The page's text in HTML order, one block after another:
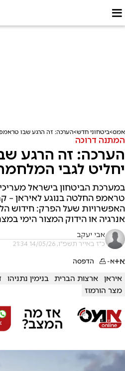
אמס ביטחוני חדש הערכה: זה הרגע שבו טראמפ
המתנה דרוכה
הערכה: זה הרגע
יחליט לגבי
במערכת הביטחון בישראל
טראמפ החלטה בנוגע לאיראן –
האפשרויות שעל הפרק: חידוש
אנרגיה או הידוק המצור הימי
אבי יעקב
כ"ז באייר תשפ"ו, 14/05/26 21:34
א+א- הדפסה
איראן ארצות הברית בנימין נתניהו
מצר הורמוז